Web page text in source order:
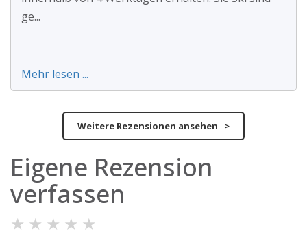
ge...
Mehr lesen ...
Weitere Rezensionen ansehen >
Eigene Rezension
verfassen
★ ★ ★ ★ ★